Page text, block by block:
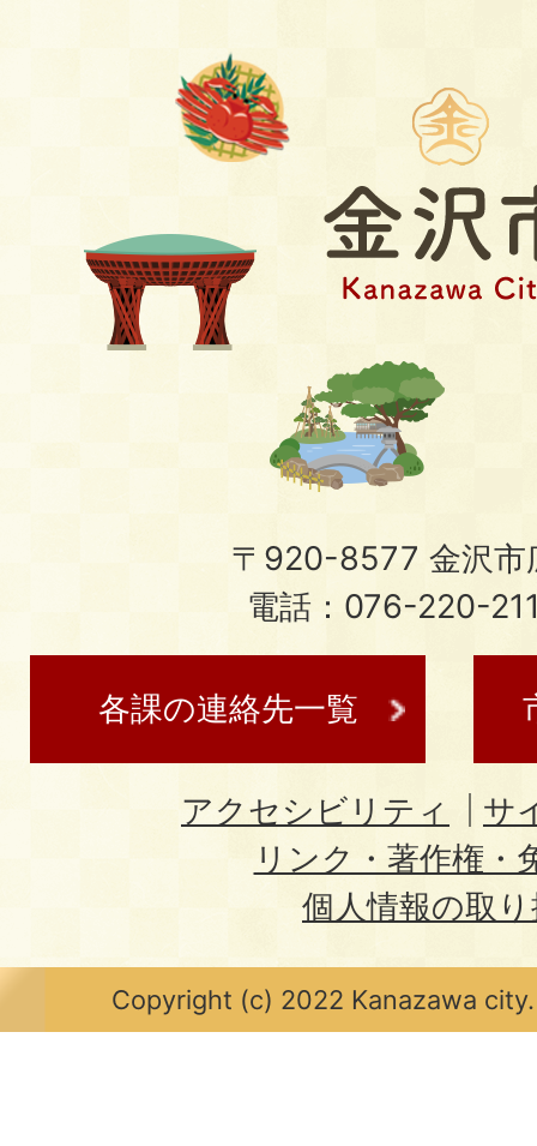
〒920-8577 金沢市
電話：076-220-
各課の連絡先一覧
アクセシビリティ
サ
リンク・著作権・
個人情報の取
Copyright (c) 2022 Kanazawa